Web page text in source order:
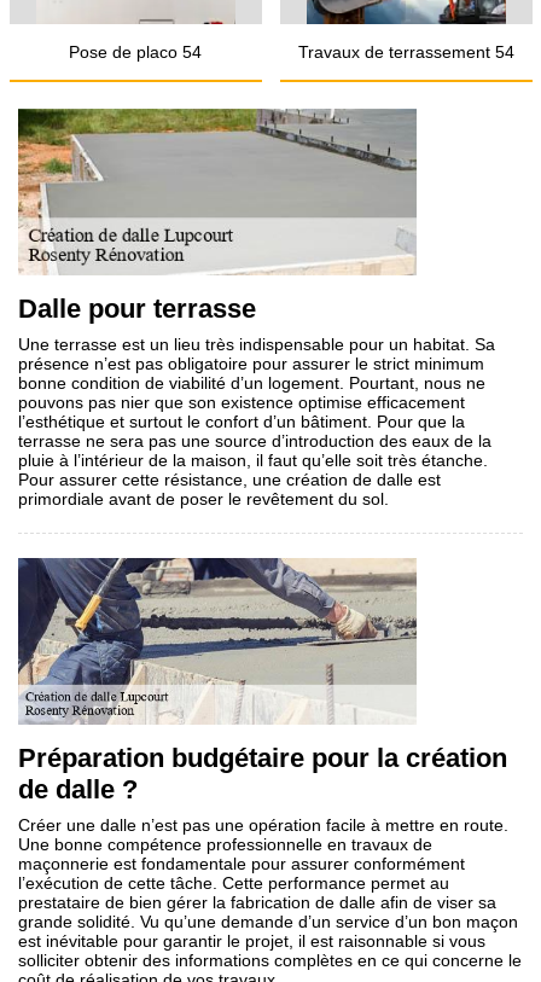
Pose de placo 54 Travaux de terrassement 54
Dalle pour terrasse
Une terrasse est un lieu très indispensable pour un habitat. Sa
présence n’est pas obligatoire pour assurer le strict minimum
bonne condition de viabilité d’un logement. Pourtant, nous ne
pouvons pas nier que son existence optimise efficacement
l’esthétique et surtout le confort d’un bâtiment. Pour que la
terrasse ne sera pas une source d’introduction des eaux de la
pluie à l’intérieur de la maison, il faut qu’elle soit très étanche.
Pour assurer cette résistance, une création de dalle est
primordiale avant de poser le revêtement du sol.
Préparation budgétaire pour la création
de dalle ?
Créer une dalle n’est pas une opération facile à mettre en route.
Une bonne compétence professionnelle en travaux de
maçonnerie est fondamentale pour assurer conformément
l’exécution de cette tâche. Cette performance permet au
prestataire de bien gérer la fabrication de dalle afin de viser sa
grande solidité. Vu qu’une demande d’un service d’un bon maçon
est inévitable pour garantir le projet, il est raisonnable si vous
solliciter obtenir des informations complètes en ce qui concerne le